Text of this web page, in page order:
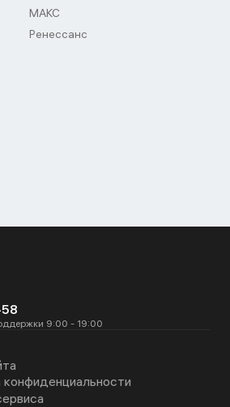
МАКС
Ренессанс
9:00 - 19:00